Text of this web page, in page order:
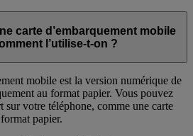
carte d’embarquement mobile
l’utilise-t-on ?
mobile est la version numérique de
au format papier. Vous pouvez
sur votre téléphone, comme une carte
papier.